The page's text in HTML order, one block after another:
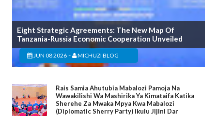
Eight Strategic Agreements: The New Map Of
Tanzania-Russia Economic Cooperation Unveiled
JUN 08 2026 - MICHUZI BLOG
Rais Samia Ahutubia Mabalozi Pamoja Na
Wawakilishi Wa Mashirika Ya Kimataifa Katika
Sherehe Za Mwaka Mpya Kwa Mabalozi
(Diplomatic Sherry Party) Ikulu Jijini Dar